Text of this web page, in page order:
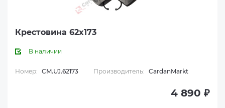
Крестовина 62x173
В наличии
Номер: CM.UJ.62173 Производитель: CardanMarkt
4 890 ₽